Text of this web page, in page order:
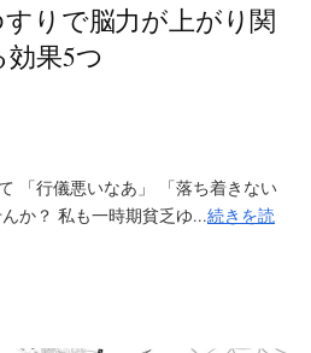
すりで脳力が上がり関
果5つ
「行儀悪いなあ」 「落ち着きない
か？ 私も一時期貧乏ゆ...続きを読